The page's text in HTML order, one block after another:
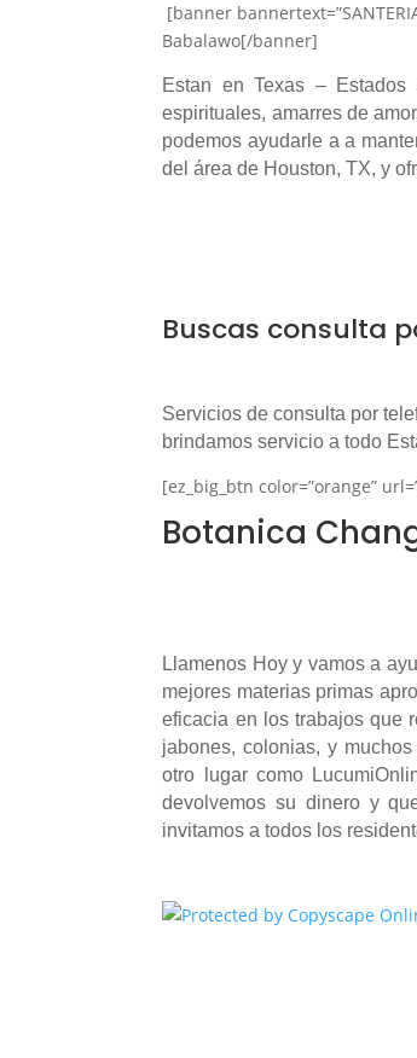
[banner
Babalawo[/banner]
Estan en Texas –
espirituales, amarres de
podemos ayudarle a a
del área de Houston, TX, y
Buscas consulta
Servicios de consulta por
brindamos servicio a todo
[ez_big_btn color=”orange”
Botanica
Llamenos Hoy y vamos a
mejores materias primas
eficacia en los trabajos que
jabones, colonias, y
otro lugar como
devolvemos su dinero y
invitamos a todos los